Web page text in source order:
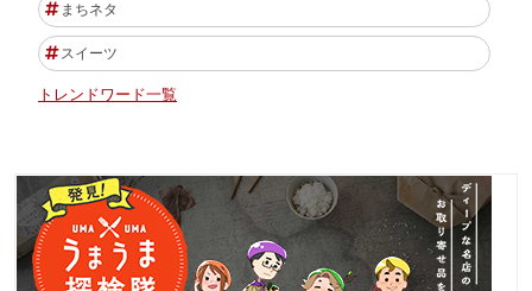
まちネタ
スイーツ
トレンドワード一覧